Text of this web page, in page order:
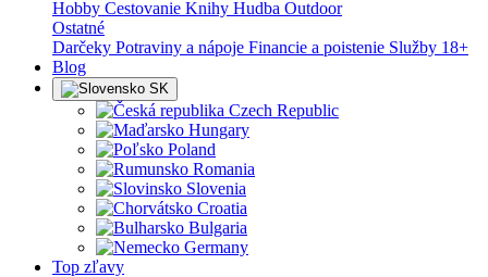
Hobby Cestovanie Knihy Hudba Outdoor
Ostatné
Darčeky Potraviny a nápoje Financie a poistenie Služby 18+
Blog
SK
Czech Republic
Hungary
Poland
Romania
Slovenia
Croatia
Bulgaria
Germany
Top zľavy